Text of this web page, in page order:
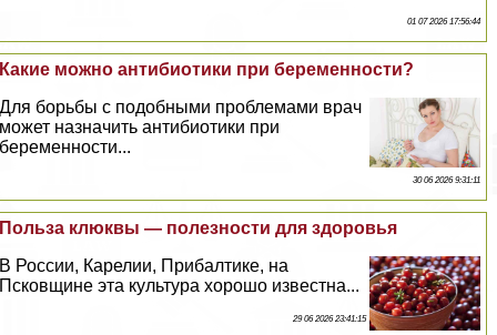
01 07 2026 17:56:44
Какие можно антибиотики при беременности?
Для борьбы с подобными проблемами врач
может назначить антибиотики при
беременности...
30 06 2026 9:31:11
Польза клюквы — полезности для здоровья
В России, Карелии, Прибалтике, на
Псковщине эта культура хорошо известна...
29 06 2026 23:41:15